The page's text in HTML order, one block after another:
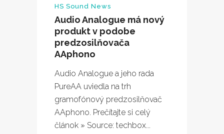
HS Sound News
Audio Analogue má nový
produkt v podobe
predzosilňovača
AAphono
Audio Analogue a jeho rada
PureAA uviedla na trh
gramofónový predzosilňovač
AAphono. Prečítajte si celý
článok » Source: techbox...